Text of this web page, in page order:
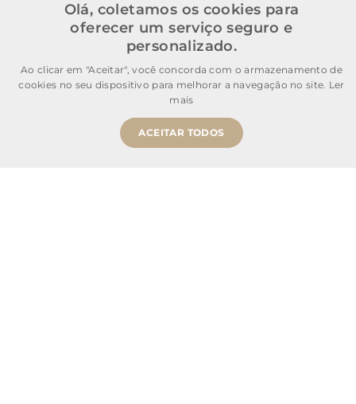
Institucional
Atendimento
Olá, coletamos os cookies para
oferecer um serviço seguro e
personalizado.
Ao clicar em "Aceitar", você concorda com o armazenamento de
cookies no seu dispositivo para melhorar a navegação no site. Ler
mais
ACEITAR TODOS